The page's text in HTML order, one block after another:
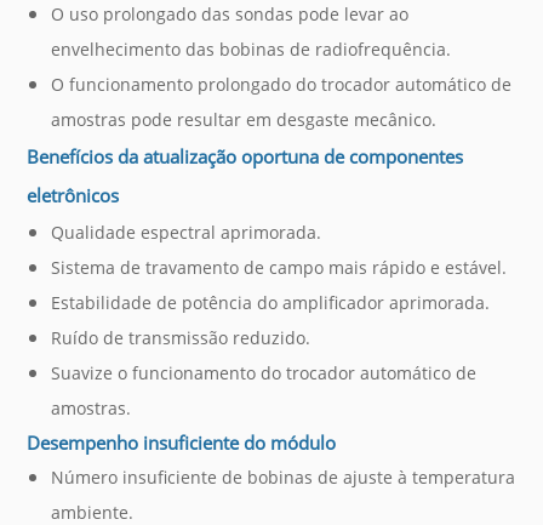
O uso prolongado das sondas pode levar ao
envelhecimento das bobinas de radiofrequência.
O funcionamento prolongado do trocador automático de
amostras pode resultar em desgaste mecânico.
Benefícios da atualização oportuna de componentes
eletrônicos
Qualidade espectral aprimorada.
Sistema de travamento de campo mais rápido e estável.
Estabilidade de potência do amplificador aprimorada.
Ruído de transmissão reduzido.
Suavize o funcionamento do trocador automático de
amostras.
Desempenho insuficiente do módulo
Número insuficiente de bobinas de ajuste à temperatura
ambiente.